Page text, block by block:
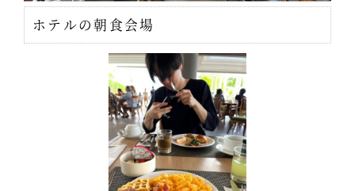
ホテルの朝食会場